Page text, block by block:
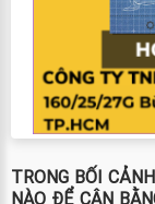
TRONG BỐI
NÀO ĐỂ CÂN